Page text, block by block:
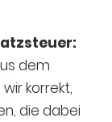
dem
korrekt,
die dabei